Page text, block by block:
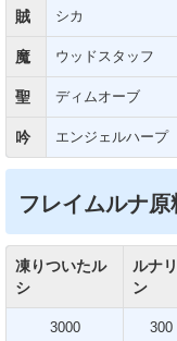
賊 シカ
魔 ウッドスタッフ
聖 ディムオーブ
吟 エンジェルハープ
フレイムルナ
凍りついたル
シ
ルナリ
ン
3000 300